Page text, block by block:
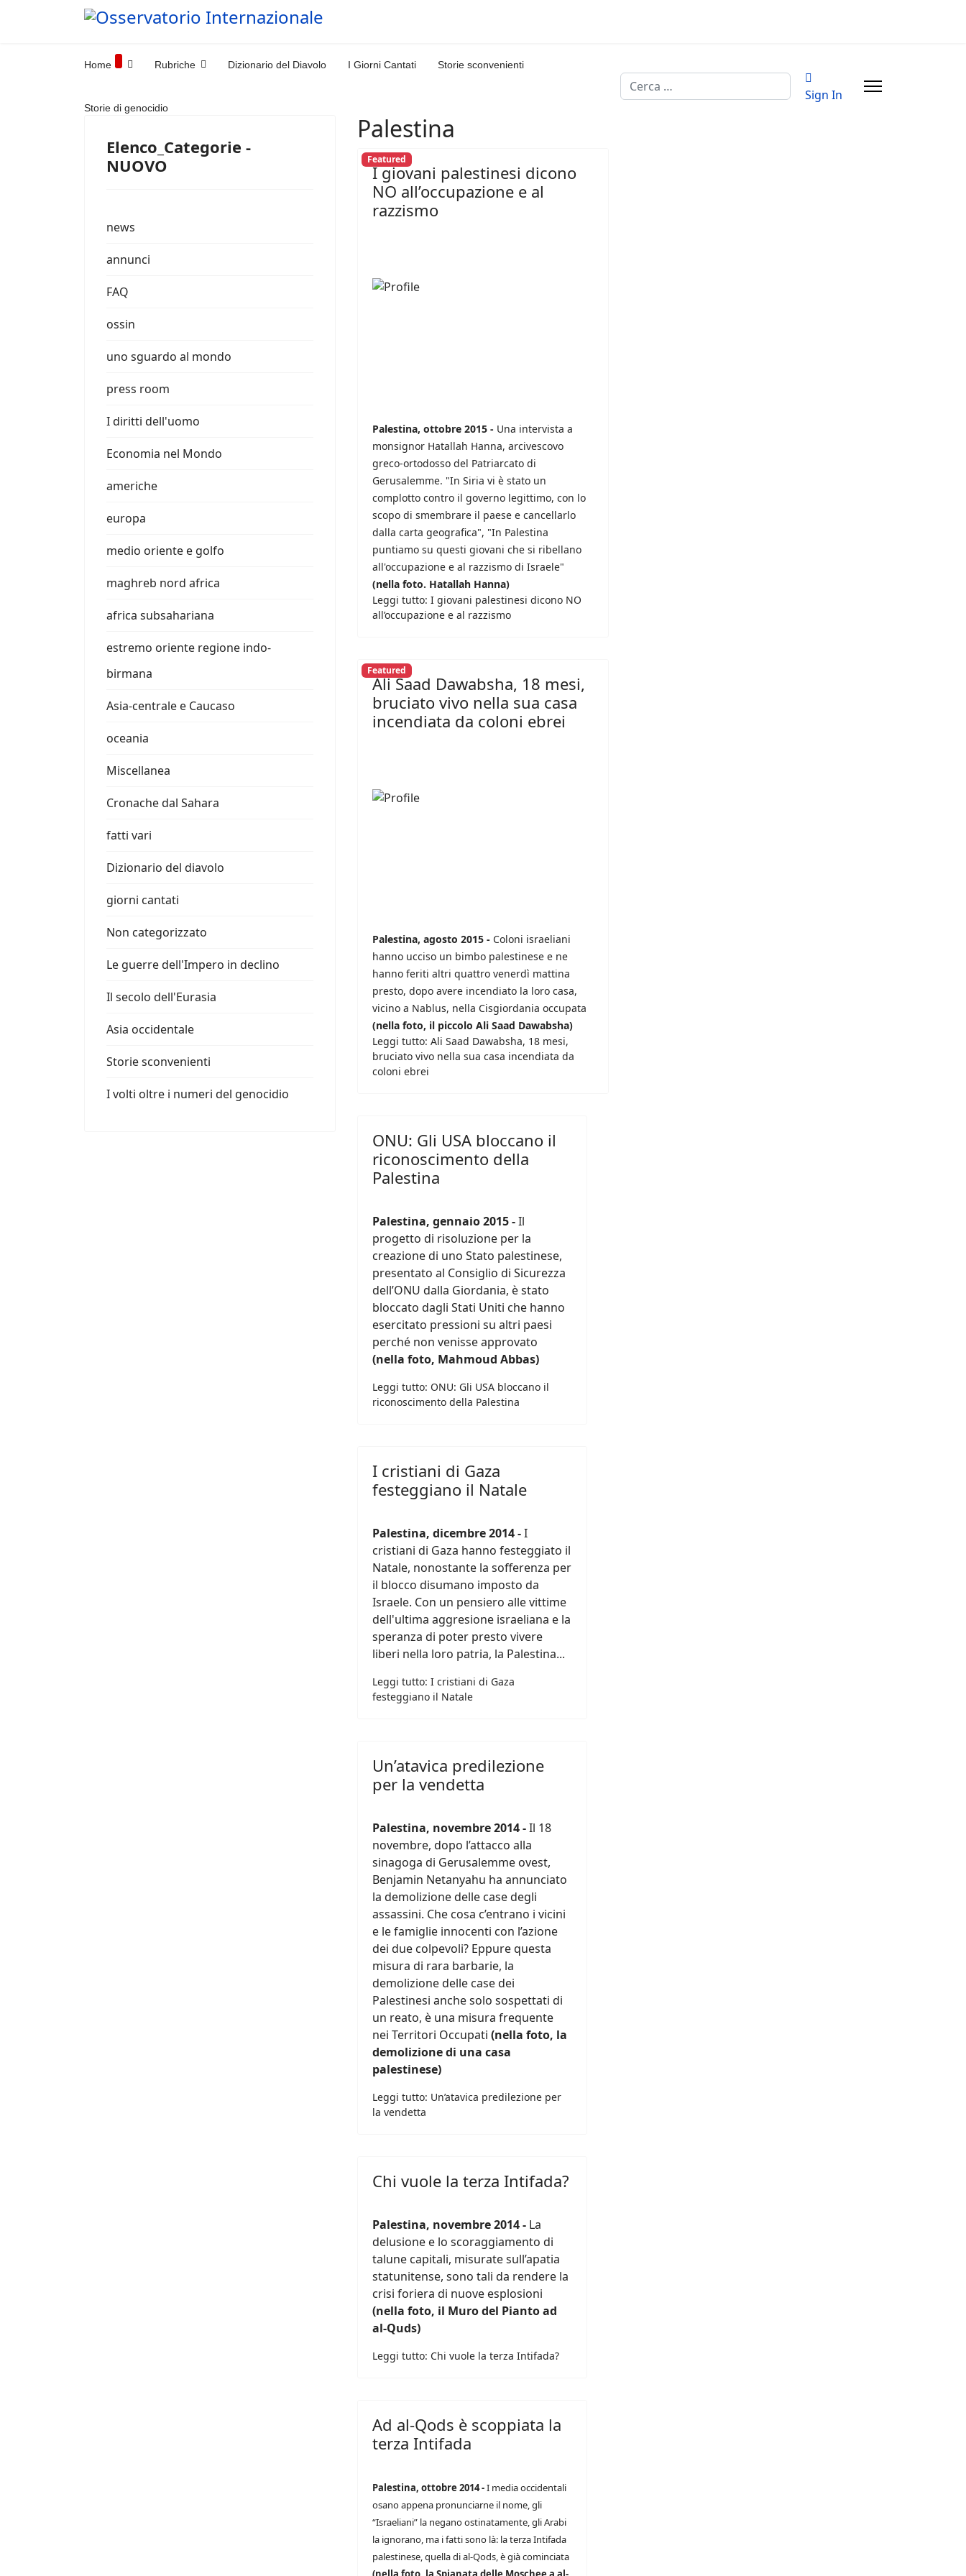
Home Rubriche Dizionario del Diavolo I Giorni Cantati Storie sconvenienti
Storie di genocidio
Cerca
Sign In
Elenco_Categorie -
NUOVO
news
annunci
FAQ
ossin
uno sguardo al mondo
press room
I diritti dell'uomo
Economia nel Mondo
americhe
europa
medio oriente e golfo
maghreb nord africa
africa subsahariana
estremo oriente regione indo-
birmana
Asia-centrale e Caucaso
oceania
Miscellanea
Cronache dal Sahara
fatti vari
Dizionario del diavolo
giorni cantati
Non categorizzato
Le guerre dell'Impero in declino
Il secolo dell'Eurasia
Asia occidentale
Storie sconvenienti
I volti oltre i numeri del genocidio
Palestina
Featured
I giovani palestinesi dicono
NO all’occupazione e al
razzismo
Palestina, ottobre 2015 - Una intervista a
monsignor Hatallah Hanna, arcivescovo
greco-ortodosso del Patriarcato di
Gerusalemme. "In Siria vi è stato un
complotto contro il governo legittimo, con lo
scopo di smembrare il paese e cancellarlo
dalla carta geografica", "In Palestina
puntiamo su questi giovani che si ribellano
all'occupazione e al razzismo di Israele"
(nella foto. Hatallah Hanna)
Leggi tutto: I giovani palestinesi dicono NO
all’occupazione e al razzismo
Featured
Ali Saad Dawabsha, 18 mesi,
bruciato vivo nella sua casa
incendiata da coloni ebrei
Palestina, agosto 2015 - Coloni israeliani
hanno ucciso un bimbo palestinese e ne
hanno feriti altri quattro venerdì mattina
presto, dopo avere incendiato la loro casa,
vicino a Nablus, nella Cisgiordania occupata
(nella foto, il piccolo Ali Saad Dawabsha)
Leggi tutto: Ali Saad Dawabsha, 18 mesi,
bruciato vivo nella sua casa incendiata da
coloni ebrei
ONU: Gli USA bloccano il
riconoscimento della
Palestina
Palestina, gennaio 2015 -Il
progetto di risoluzione per la
creazione di uno Stato palestinese,
presentato al Consiglio di Sicurezza
dell’ONU dalla Giordania, è stato
bloccato dagli Stati Uniti che hanno
esercitato pressioni su altri paesi
perché non venisse approvato
(nella foto, Mahmoud Abbas)
Leggi tutto: ONU: Gli USA bloccano il
riconoscimento della Palestina
I cristiani di Gaza
festeggiano il Natale
Palestina, dicembre 2014 -I
cristiani di Gaza hanno festeggiato il
Natale, nonostante la sofferenza per
il blocco disumano imposto da
Israele. Con un pensiero alle vittime
dell'ultima aggresione israeliana e la
speranza di poter presto vivere
liberi nella loro patria, la Palestina...
Leggi tutto: I cristiani di Gaza
festeggiano il Natale
Un’atavica predilezione
per la vendetta
Palestina, novembre 2014 -Il 18
novembre, dopo l’attacco alla
sinagoga di Gerusalemme ovest,
Benjamin Netanyahu ha annunciato
la demolizione delle case degli
assassini. Che cosa c’entrano i vicini
e le famiglie innocenti con l’azione
dei due colpevoli? Eppure questa
misura di rara barbarie, la
demolizione delle case dei
Palestinesi anche solo sospettati di
un reato, è una misura frequente
nei Territori Occupati (nella foto, la
demolizione di una casa
palestinese)
Leggi tutto: Un’atavica predilezione per
la vendetta
Chi vuole la terza Intifada?
Palestina, novembre 2014 - La
delusione e lo scoraggiamento di
talune capitali, misurate sull’apatia
statunitense, sono tali da rendere la
crisi foriera di nuove esplosioni
(nella foto, il Muro del Pianto ad
al-Quds)
Leggi tutto: Chi vuole la terza Intifada?
Ad al-Qods è scoppiata la
terza Intifada
Palestina, ottobre 2014 -I media occidentali
osano appena pronunciarne il nome, gli
“Israeliani” la negano ostinatamente, gli Arabi
la ignorano, ma i fatti sono là: la terza Intifada
palestinese, quella di al-Qods, è già cominciata